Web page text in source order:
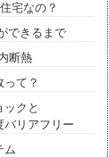
宅なの？
できるまで
断熱
って？
ックと
アフリー
ム